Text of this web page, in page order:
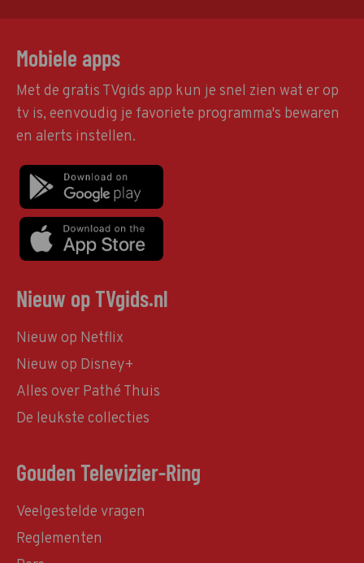
Mobiele apps
Met de gratis TVgids app kun je snel zien wat er op
tv is, eenvoudig je favoriete programma's bewaren
en alerts instellen.
Nieuw op TVgids.nl
Nieuw op Netflix
Nieuw op Disney+
Alles over Pathé Thuis
De leukste collecties
Gouden Televizier-Ring
Veelgestelde vragen
Reglementen